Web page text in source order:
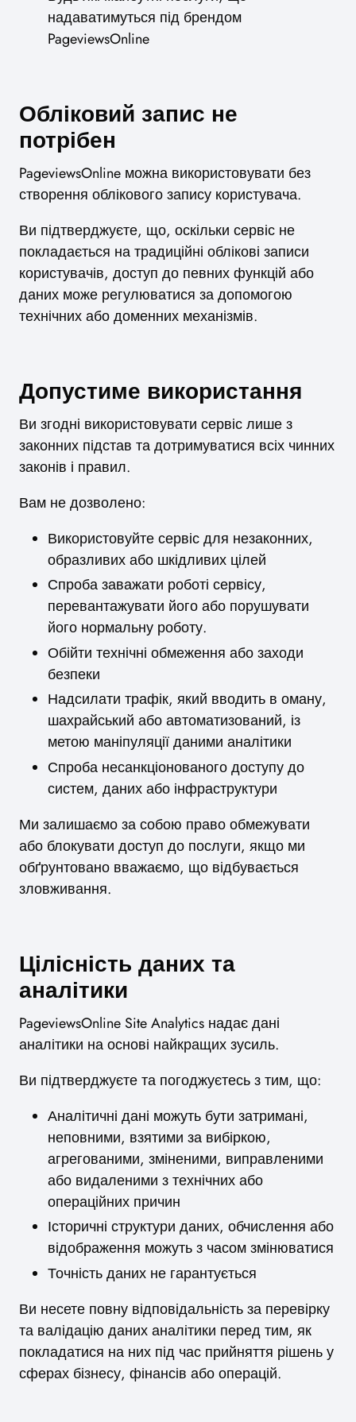
надаватимуться під брендом
PageviewsOnline
Обліковий запис не
потрібен
PageviewsOnline можна використовувати без
створення облікового запису користувача.
Ви підтверджуєте, що, оскільки сервіс не
покладається на традиційні облікові записи
користувачів, доступ до певних функцій або
даних може регулюватися за допомогою
технічних або доменних механізмів.
Допустиме використання
Ви згодні використовувати сервіс лише з
законних підстав та дотримуватися всіх чинних
законів і правил.
Вам не дозволено:
Використовуйте сервіс для незаконних,
образливих або шкідливих цілей
Спроба заважати роботі сервісу,
перевантажувати його або порушувати
його нормальну роботу.
Обійти технічні обмеження або заходи
безпеки
Надсилати трафік, який вводить в оману,
шахрайський або автоматизований, із
метою маніпуляції даними аналітики
Спроба несанкціонованого доступу до
систем, даних або інфраструктури
Ми залишаємо за собою право обмежувати
або блокувати доступ до послуги, якщо ми
обґрунтовано вважаємо, що відбувається
зловживання.
Цілісність даних та
аналітики
PageviewsOnline Site Analytics надає дані
аналітики на основі найкращих зусиль.
Ви підтверджуєте та погоджуєтесь з тим, що:
Аналітичні дані можуть бути затримані,
неповними, взятими за вибіркою,
агрегованими, зміненими, виправленими
або видаленими з технічних або
операційних причин
Історичні структури даних, обчислення або
відображення можуть з часом змінюватися
Точність даних не гарантується
Ви несете повну відповідальність за перевірку
та валідацію даних аналітики перед тим, як
покладатися на них під час прийняття рішень у
сферах бізнесу, фінансів або операцій.